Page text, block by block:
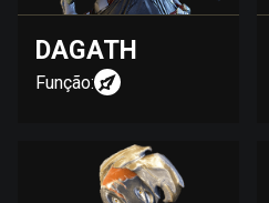
DAGATH
Função: